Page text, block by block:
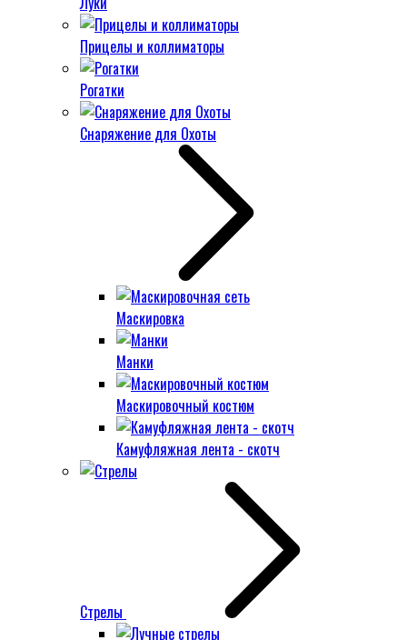
Прицелы и коллиматоры
Рогатки
Снаряжение для Охоты
Маскировка
Манки
Маскировочный костюм
Камуфляжная лента - скотч
Стрелы